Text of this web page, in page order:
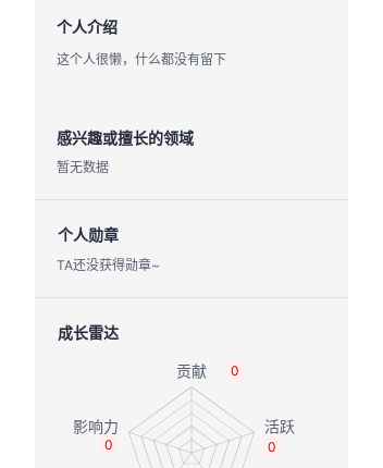
个人介绍
这个人很懒，什么都没有留下
感兴趣或擅长的领域
暂无数据
个人勋章
TA还没获得勋章~
成长雷达
0
0
0